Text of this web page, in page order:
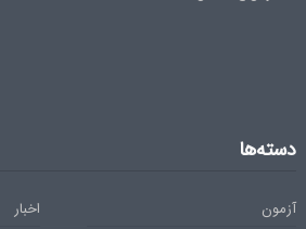
دسته‌ها
آزمون اخبار